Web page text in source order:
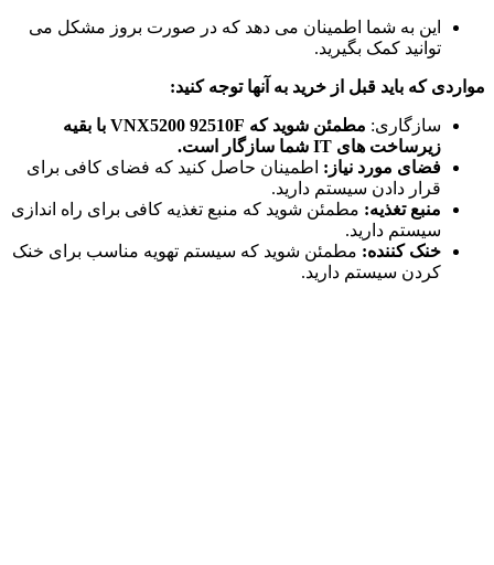
این به شما اطمینان می دهد که در صورت بروز مشکل می
توانید کمک بگیرید.
مواردی که باید قبل از خرید به آنها توجه کنید:
سازگاری:
مطمئن شوید که VNX5200 92510F با بقیه
زیرساخت های IT شما سازگار است.
فضای مورد نیاز: اطمینان حاصل کنید که فضای کافی برای
قرار دادن سیستم دارید.
منبع تغذیه: مطمئن شوید که منبع تغذیه کافی برای راه اندازی
سیستم دارید.
خنک کننده: مطمئن شوید که سیستم تهویه مناسب برای خنک
کردن سیستم دارید.